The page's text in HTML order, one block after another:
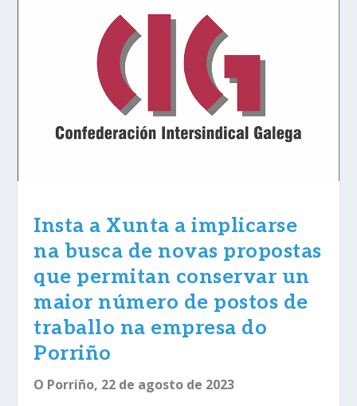
Insta a Xunta a implicarse
na busca de novas propostas
que permitan conservar un
maior número de postos de
traballo na empresa do
Porriño
O Porriño, 22 de agosto de 2023